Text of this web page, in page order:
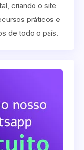
criando o site
práticos e
de todo o país.